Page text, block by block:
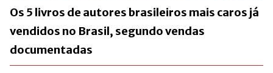
Os 5 livros de autores brasileiros mais caros já
vendidos no Brasil, segundo vendas
documentadas